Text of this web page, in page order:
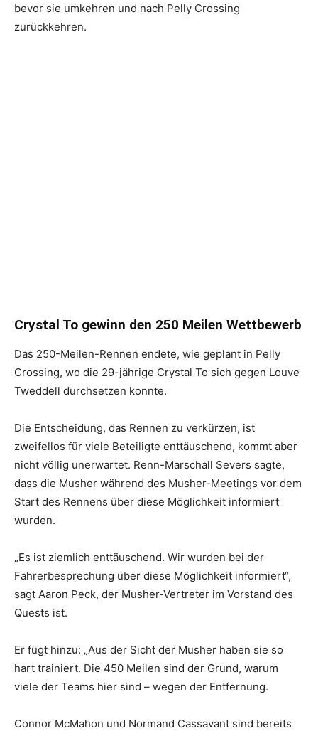
bevor sie umkehren und nach Pelly Crossing
zurückkehren.
Crystal To gewinn den 250 Meilen Wettbewerb
Das 250-Meilen-Rennen endete, wie geplant in Pelly
Crossing, wo die 29-jährige Crystal To sich gegen Louve
Tweddell durchsetzen konnte.
Die Entscheidung, das Rennen zu verkürzen, ist
zweifellos für viele Beteiligte enttäuschend, kommt aber
nicht völlig unerwartet. Renn-Marschall Severs sagte,
dass die Musher während des Musher-Meetings vor dem
Start des Rennens über diese Möglichkeit informiert
wurden.
„Es ist ziemlich enttäuschend. Wir wurden bei der
Fahrerbesprechung über diese Möglichkeit informiert“,
sagt Aaron Peck, der Musher-Vertreter im Vorstand des
Quests ist.
Er fügt hinzu: „Aus der Sicht der Musher haben sie so
hart trainiert. Die 450 Meilen sind der Grund, warum
viele der Teams hier sind – wegen der Entfernung.
Connor McMahon und Normand Cassavant sind bereits